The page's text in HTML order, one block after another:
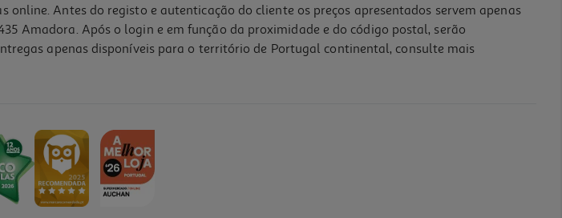
Antes do registo e autenticação do cliente os preços apresentados servem apenas
Amadora. Após o login e em função da proximidade e do código postal, serão
apenas disponíveis para o território de Portugal continental, consulte mais